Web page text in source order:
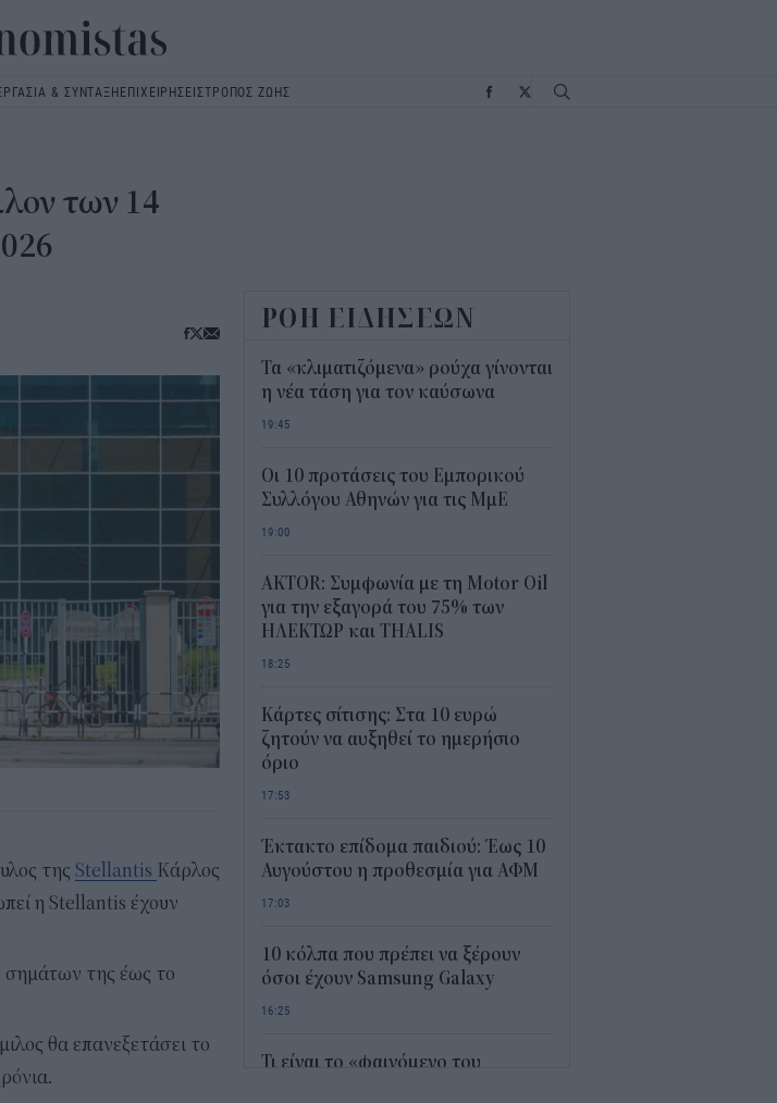
& ΣΥΝΤΑΞΗΕΠΙΧΕΙΡΗΣΕΙΣΤΡΟΠΟΣ ΖΩΗΣ
των 14
της Stellantis Κάρλος
η Stellantis έχουν
σημάτων της έως το
θα επανεξετάσει το
ΡΟΗ ΕΙΔΗΣΕΩΝ
Τα «κλιματιζόμενα» ρούχα γίνονται
η νέα τάση για τον καύσωνα
19:45
Οι 10 προτάσεις του Εμπορικού
Συλλόγου Αθηνών για τις ΜμΕ
19:00
AKTOR: Συμφωνία με τη Motor Oil
για την εξαγορά του 75% των
ΗΛΕΚΤΩΡ και THALIS
18:25
Κάρτες σίτισης: Στα 10 ευρώ
ζητούν να αυξηθεί το ημερήσιο
όριο
17:53
Έκτακτο επίδομα παιδιού: Έως 10
Αυγούστου η προθεσμία για ΑΦΜ
17:03
10 κόλπα που πρέπει να ξέρουν
όσοι έχουν Samsung Galaxy
16:25
Τι είναι το «φαινόμενο του